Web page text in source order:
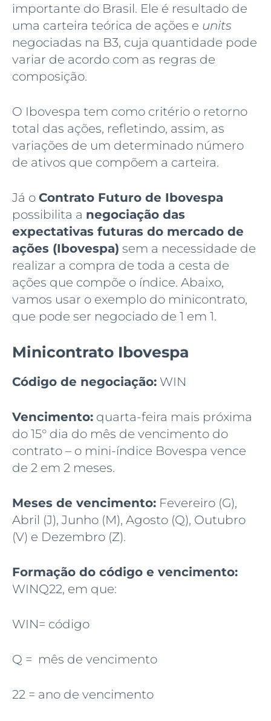
importante do Brasil. Ele é resultado de
uma carteira teórica de ações e units
negociadas na B3, cuja quantidade pode
variar de acordo com as regras de
composição.
O Ibovespa tem como critério o retorno
total das ações, refletindo, assim, as
variações de um determinado número
de ativos que compõem a carteira.
Já o Contrato Futuro de Ibovespa
possibilita a negociação das
expectativas futuras do mercado de
ações (Ibovespa) sem a necessidade de
realizar a compra de toda a cesta de
ações que compõe o índice. Abaixo,
vamos usar o exemplo do minicontrato,
que pode ser negociado de 1 em 1.
Minicontrato Ibovespa
Código de negociação: WIN
Vencimento: quarta-feira mais próxima
do 15° dia do mês de vencimento do
contrato – o mini-índice Bovespa vence
de 2 em 2 meses.
Meses de vencimento: Fevereiro (G),
Abril (J), Junho (M), Agosto (Q), Outubro
(V) e Dezembro (Z).
Formação do código e vencimento:
WINQ22, em que:
WIN= código
Q = mês de vencimento
22 = ano de vencimento